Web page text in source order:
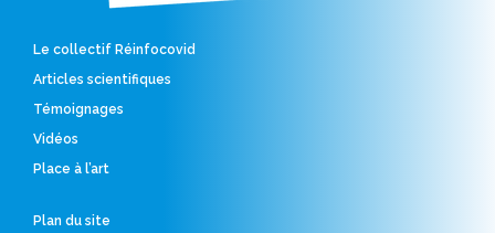
Le collectif Réinfocovid
Articles scientifiques
Témoignages
Vidéos
Place à l’art
Plan du site